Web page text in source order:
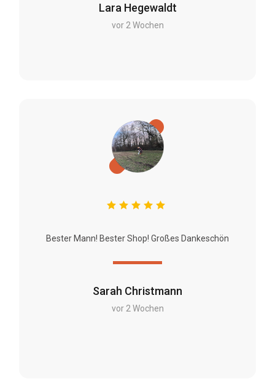
Lara Hegewaldt
vor 2 Wochen
Sarah Christmann
vor 2 Wochen
Bester Mann! Bester Shop! Großes Dankeschön